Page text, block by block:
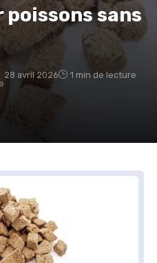
sans
28 avril 2026 1 min de lecture